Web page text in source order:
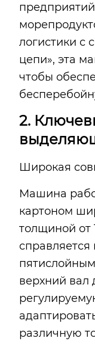
логистики с
цепи», эта
чтобы
2.
Широкая
Машина
картоном
толщиной от
справляется
верхний вал
различную